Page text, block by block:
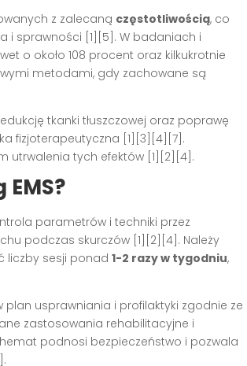
z zalecaną częstotliwością, co
i sprawności [1][5]. W badaniach i
o około 108 procent oraz kilkukrotnie
metodami, gdy zachowane są
tkanki tłuszczowej oraz poprawę
fizjoterapeutyczna [1][3][4][7].
utrwalenia tych efektów [1][2][4].
parametrów i techniki przez
podczas skurczów [1][2][4]. Należy
liczby sesji ponad 1-2 razy w tygodniu,
plan usprawniania i profilaktyki zgodnie ze
zastosowania rehabilitacyjne i
podnosi bezpieczeństwo i pozwala